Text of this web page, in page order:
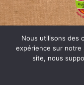
© ifel-w.be
Agence
Nous utilisons des
expérience sur notre
site, nous